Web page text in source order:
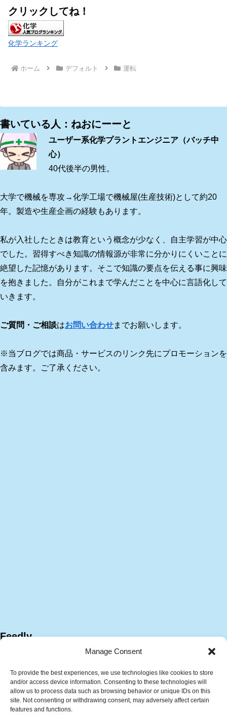
Manage Consent
To provide the best experiences, we use technologies like cookies to store
and/or access device information. Consenting to these technologies will
allow us to process data such as browsing behavior or unique IDs on this
site. Not consenting or withdrawing consent, may adversely affect certain
features and functions.
クリックしてね！
化学ランキング
ホーム デフォルト 運転
書いている人：ねおにーーと
ユーザー系化学プラントエンジニア（バッチ中
心）
40代後半の男性。
大学で機械を専攻→化学工場で機械屋(生産技術)として約20
年。製造や生産企画の経験もあります。
私が入社したときは教育という概念が少なく、自主学習が中心
でした。習得すべき知識の情報源が非常に分かりにくいことに
絶望した記憶があります。そこで知識の要点を伝える事に興味
を抱きました。自分がこれまで学んだことを中心に言語化して
いきます。
ご質問・ご相談はお問い合わせまでお願いします。
※当ブログでは商品・サービスのリンク先にプロモーションを
含みます。ご了承ください。
Feedly